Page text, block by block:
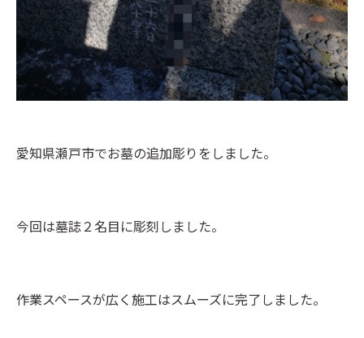
愛知県瀬戸市でお墓の追加彫りをしました。
今回は墓誌２名目に彫刻しました。
作業スペースが広く施工はスムーズに完了しました。